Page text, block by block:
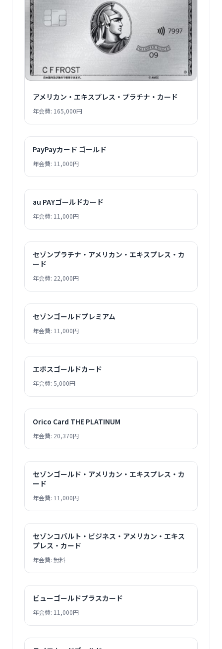
アメリカン・エキスプレス・プラチナ・カード
年会費: 165,000円
PayPayカード ゴールド
年会費: 11,000円
au PAYゴールドカード
年会費: 11,000円
セゾンプラチナ・アメリカン・エキスプレス・カ
ード
年会費: 22,000円
セゾンゴールドプレミアム
年会費: 11,000円
エポスゴールドカード
年会費: 5,000円
Orico Card THE PLATINUM
年会費: 20,370円
セゾンゴールド・アメリカン・エキスプレス・カ
ード
年会費: 11,000円
セゾンコバルト・ビジネス・アメリカン・エキス
プレス・カード
年会費: 無料
ビューゴールドプラスカード
年会費: 11,000円